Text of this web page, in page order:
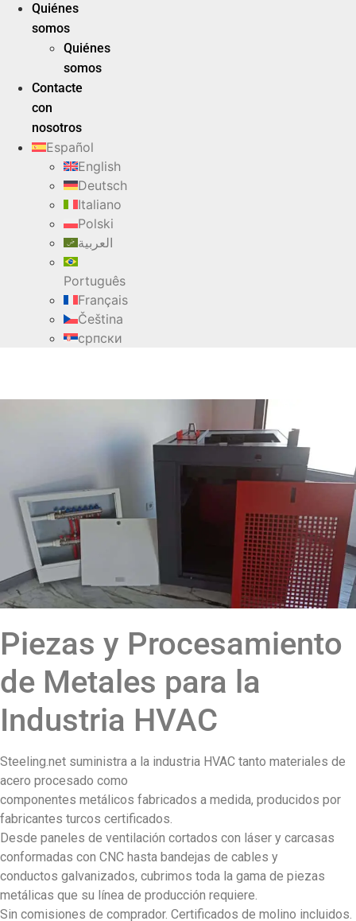
Quiénes
somos
Quiénes
somos
Contacte
con
nosotros
Español
English
Deutsch
Italiano
Polski
العربية
Português
Français
Čeština
српски
Piezas y Procesamiento
de Metales para la
Industria HVAC
Steeling.net suministra a la industria HVAC tanto materiales de
acero procesado como
componentes metálicos fabricados a medida, producidos por
fabricantes turcos certificados.
Desde paneles de ventilación cortados con láser y carcasas
conformadas con CNC hasta bandejas de cables y
conductos galvanizados, cubrimos toda la gama de piezas
metálicas que su línea de producción requiere.
Sin comisiones de comprador. Certificados de molino incluidos.